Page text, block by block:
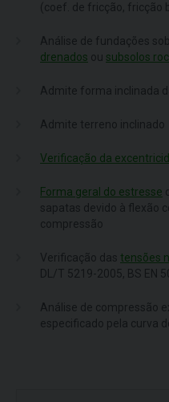
(coef. de fricção, fricção
Análise de fundações
drenados ou subsolos
Admite forma inclinada
Admite terreno inclinado
Verificação da
Forma geral do estresse
sapatas devido à flexão
compressão
Verificação das tensões
DL/T 5219-2005, BS EN
Análise de compressão
especificado pela curva